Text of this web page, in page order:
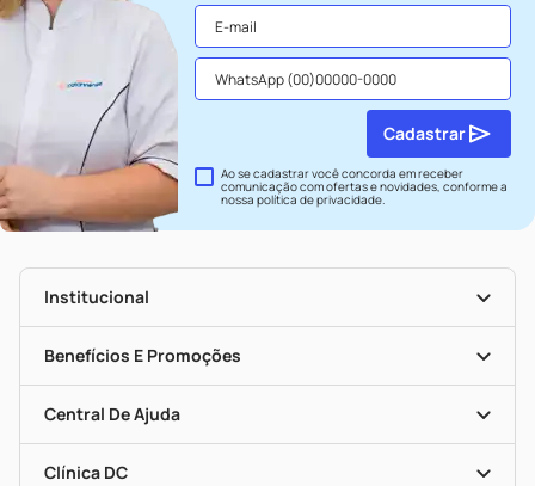
Ao se cadastrar você concorda em receber
comunicação com ofertas e novidades, conforme a
nossapolítica de privacidade.
Cadastrar
Institucional
Nossas Lojas
Seja Uma Loja Parceira
Mapa De Categorias
Benefícios E Promoções
Convênios
Programa Popular Do Brasil
Encarte De Ofertas
Dermaclub
Central De Ajuda
Recompra Programada
Clínica DC